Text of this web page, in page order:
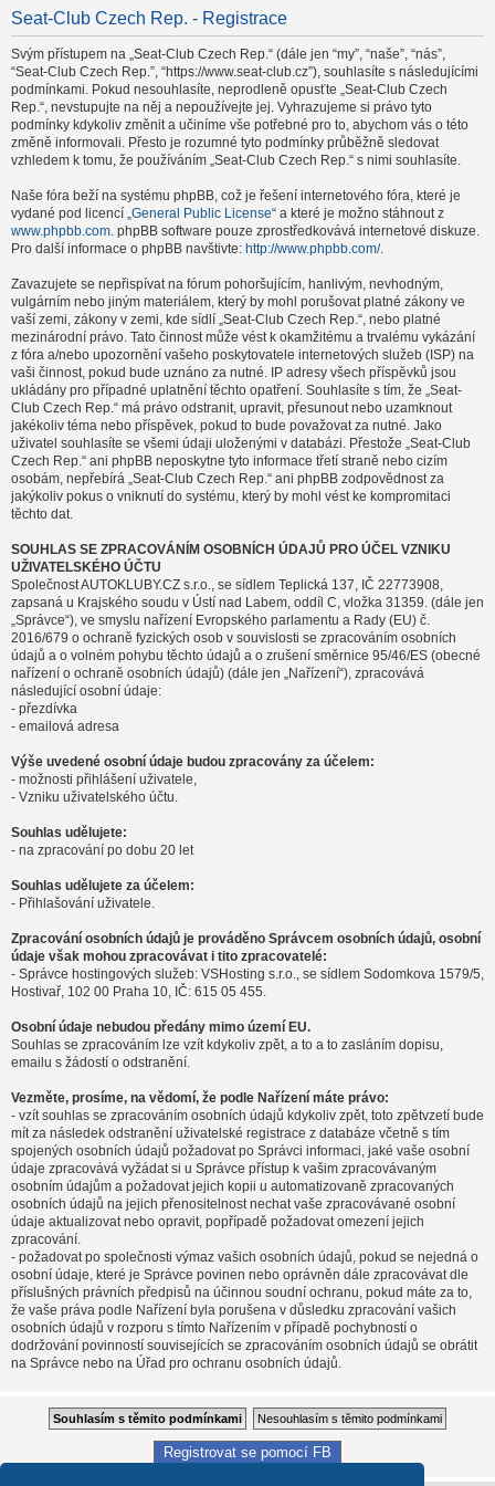
Seat-Club Czech Rep. - Registrace
Svým přístupem na „Seat-Club Czech Rep.“ (dále jen “my”, “naše”, “nás”,
“Seat-Club Czech Rep.”, “https://www.seat-club.cz”), souhlasíte s následujícími
podmínkami. Pokud nesouhlasíte, neprodleně opusťte „Seat-Club Czech
Rep.“, nevstupujte na něj a nepoužívejte jej. Vyhrazujeme si právo tyto
podmínky kdykoliv změnit a učiníme vše potřebné pro to, abychom vás o této
změně informovali. Přesto je rozumné tyto podmínky průběžně sledovat
vzhledem k tomu, že používáním „Seat-Club Czech Rep.“ s nimi souhlasíte.
Naše fóra beží na systému phpBB, což je řešení internetového fóra, které je
vydané pod licencí „General Public License“ a které je možno stáhnout z
www.phpbb.com. phpBB software pouze zprostředkovává internetové diskuze.
Pro další informace o phpBB navštivte: http://www.phpbb.com/.
Zavazujete se nepřispívat na fórum pohoršujícím, hanlivým, nevhodným,
vulgárním nebo jiným materiálem, který by mohl porušovat platné zákony ve
vaší zemi, zákony v zemi, kde sídlí „Seat-Club Czech Rep.“, nebo platné
mezinárodní právo. Tato činnost může vést k okamžitému a trvalému vykázání
z fóra a/nebo upozornění vašeho poskytovatele internetových služeb (ISP) na
vaši činnost, pokud bude uznáno za nutné. IP adresy všech příspěvků jsou
ukládány pro případné uplatnění těchto opatření. Souhlasíte s tím, že „Seat-
Club Czech Rep.“ má právo odstranit, upravit, přesunout nebo uzamknout
jakékoliv téma nebo příspěvek, pokud to bude považovat za nutné. Jako
uživatel souhlasíte se všemi údaji uloženými v databázi. Přestože „Seat-Club
Czech Rep.“ ani phpBB neposkytne tyto informace třetí straně nebo cizím
osobám, nepřebírá „Seat-Club Czech Rep.“ ani phpBB zodpovědnost za
jakýkoliv pokus o vniknutí do systému, který by mohl vést ke kompromitaci
těchto dat.
SOUHLAS SE ZPRACOVÁNÍM OSOBNÍCH ÚDAJŮ PRO ÚČEL VZNIKU
UŽIVATELSKÉHO ÚČTU
Společnost AUTOKLUBY.CZ s.r.o., se sídlem Teplická 137, IČ 22773908,
zapsaná u Krajského soudu v Ústí nad Labem, oddíl C, vložka 31359. (dále jen
„Správce“), ve smyslu nařízení Evropského parlamentu a Rady (EU) č.
2016/679 o ochraně fyzických osob v souvislosti se zpracováním osobních
údajů a o volném pohybu těchto údajů a o zrušení směrnice 95/46/ES (obecné
nařízení o ochraně osobních údajů) (dále jen „Nařízení“), zpracovává
následující osobní údaje:
- přezdívka
- emailová adresa
Výše uvedené osobní údaje budou zpracovány za účelem:
- možnosti přihlášení uživatele,
- Vzniku uživatelského účtu.
Souhlas udělujete:
- na zpracování po dobu 20 let
Souhlas udělujete za účelem:
- Přihlašování uživatele.
Zpracování osobních údajů je prováděno Správcem osobních údajů, osobní
údaje však mohou zpracovávat i tito zpracovatelé:
- Správce hostingových služeb: VSHosting s.r.o., se sídlem Sodomkova 1579/5,
Hostivař, 102 00 Praha 10, IČ: 615 05 455.
Osobní údaje nebudou předány mimo území EU.
Souhlas se zpracováním lze vzít kdykoliv zpět, a to a to zasláním dopisu,
emailu s žádostí o odstranění.
Vezměte, prosíme, na vědomí, že podle Nařízení máte právo:
- vzít souhlas se zpracováním osobních údajů kdykoliv zpět, toto zpětvzetí bude
mít za následek odstranění uživatelské registrace z databáze včetně s tím
spojených osobních údajů požadovat po Správci informaci, jaké vaše osobní
údaje zpracovává vyžádat si u Správce přístup k vašim zpracovávaným
osobním údajům a požadovat jejich kopii u automatizovaně zpracovaných
osobních údajů na jejich přenositelnost nechat vaše zpracovávané osobní
údaje aktualizovat nebo opravit, popřípadě požadovat omezení jejich
zpracování.
- požadovat po společnosti výmaz vašich osobních údajů, pokud se nejedná o
osobní údaje, které je Správce povinen nebo oprávněn dále zpracovávat dle
příslušných právních předpisů na účinnou soudní ochranu, pokud máte za to,
že vaše práva podle Nařízení byla porušena v důsledku zpracování vašich
osobních údajů v rozporu s tímto Nařízením v případě pochybností o
dodržování povinností souvisejících se zpracováním osobních údajů se obrátit
na Správce nebo na Úřad pro ochranu osobních údajů.
Registrovat se pomocí FB